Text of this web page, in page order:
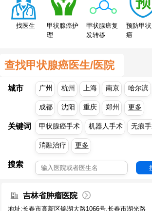
找医生
甲状腺癌护
理
甲状腺癌复
发转移
预防甲
癌
查找甲状腺癌医生/医院
城市 广州 杭州 上海 南京 哈尔滨
成都 沈阳 重庆 郑州 更多
关键词 甲状腺癌手术 机器人手术 无痕
消融治疗 更多
搜索
吉林省肿瘤医院
地址:长春市高新区锦湖大路1066号,长春市湖光路